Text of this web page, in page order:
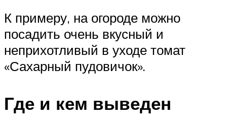
К примеру, на огороде можно
посадить очень вкусный и
неприхотливый в уходе томат
«Сахарный пудовичок».
Где и кем выведен